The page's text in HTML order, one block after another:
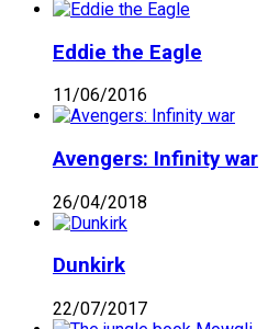
Eddie the Eagle
11/06/2016
Avengers: Infinity war
26/04/2018
Dunkirk
22/07/2017